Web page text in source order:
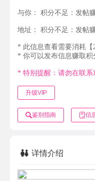
与你： 积分不足：发帖
地址： 积分不足：发帖
* 此信息查看需要消耗【
* 你可以发布信息赚取积
* 特别提醒：请勿在联系
升级VIP
鉴别指南 信
详情介绍